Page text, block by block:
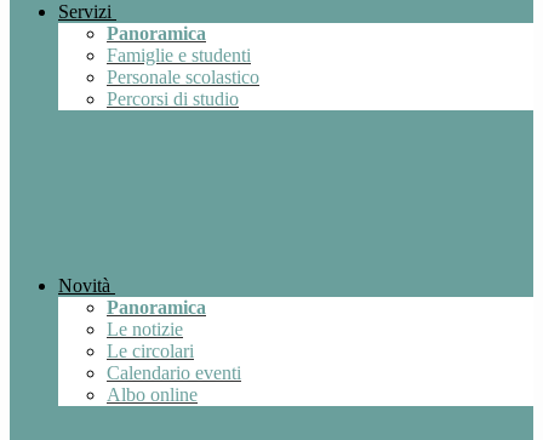
Servizi
Panoramica
Famiglie e studenti
Personale scolastico
Percorsi di studio
Novità
Panoramica
Le notizie
Le circolari
Calendario eventi
Albo online